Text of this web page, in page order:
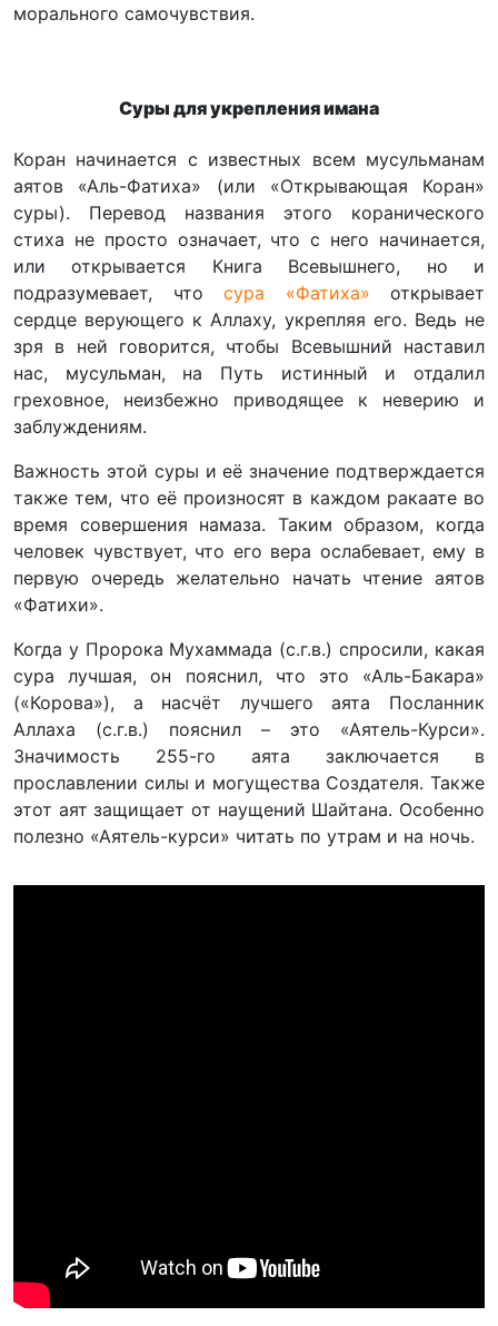
морального самочувствия.
Суры для укрепления имана
Коран начинается с известных всем мусульманам
аятов «Аль-Фатиха» (или «Открывающая Коран»
суры). Перевод названия этого коранического
стиха не просто означает, что с него начинается,
или открывается Книга Всевышнего, но и
подразумевает, что сура «Фатиха» открывает
сердце верующего к Аллаху, укрепляя его. Ведь не
зря в ней говорится, чтобы Всевышний наставил
нас, мусульман, на Путь истинный и отдалил
греховное, неизбежно приводящее к неверию и
заблуждениям.
Важность этой суры и её значение подтверждается
также тем, что её произносят в каждом ракаате во
время совершения намаза. Таким образом, когда
человек чувствует, что его вера ослабевает, ему в
первую очередь желательно начать чтение аятов
«Фатихи».
Когда у Пророка Мухаммада (с.г.в.) спросили, какая
сура лучшая, он пояснил, что это «Аль-Бакара»
(«Корова»), а насчёт лучшего аята Посланник
Аллаха (с.г.в.) пояснил – это «Аятель-Курси».
Значимость 255-го аята заключается в
прославлении силы и могущества Создателя. Также
этот аят защищает от наущений Шайтана. Особенно
полезно «Аятель-курси» читать по утрам и на ночь.